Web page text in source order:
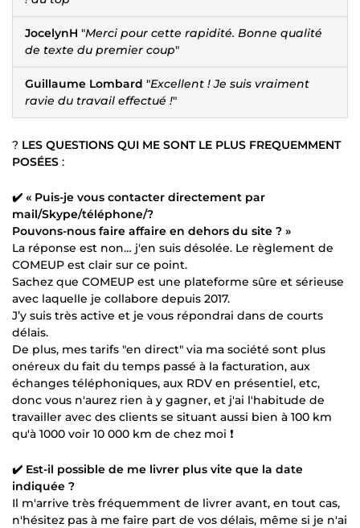
JocelynH "Merci pour cette rapidité. Bonne qualité
de texte du premier coup"
Guillaume Lombard "Excellent ! Je suis vraiment
ravie du travail effectué !"
? LES QUESTIONS QUI ME SONT LE PLUS FREQUEMMENT
POSÉES :
✔️ « Puis-je vous contacter directement par
mail/Skype/téléphone/?
Pouvons-nous faire affaire en dehors du site ? »
La réponse est non… j'en suis désolée. Le règlement de
COMEUP est clair sur ce point.
Sachez que COMEUP est une plateforme sûre et sérieuse
avec laquelle je collabore depuis 2017.
J’y suis très active et je vous répondrai dans de courts
délais.
De plus, mes tarifs "en direct" via ma société sont plus
onéreux du fait du temps passé à la facturation, aux
échanges téléphoniques, aux RDV en présentiel, etc,
donc vous n'aurez rien à y gagner, et j'ai l'habitude de
travailler avec des clients se situant aussi bien à 100 km
qu'à 1000 voir 10 000 km de chez moi ❗
✔️ Est-il possible de me livrer plus vite que la date
indiquée ?
Il m'arrive très fréquemment de livrer avant, en tout cas,
n'hésitez pas à me faire part de vos délais, même si je n'ai